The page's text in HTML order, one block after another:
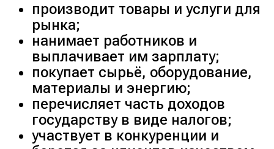
производит товары и услуги для
рынка;
нанимает работников и
выплачивает им зарплату;
покупает сырьё, оборудование,
материалы и энергию;
перечисляет часть доходов
государству в виде налогов;
участвует в конкуренции и